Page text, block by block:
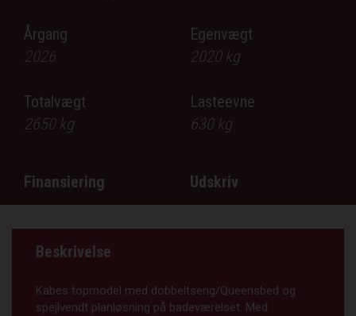
Årgang
2026
Egenvægt
2020 kg
Totalvægt
2650 kg
Lasteevne
630 kg
Finansiering Udskriv
Beskrivelse
Kabes topmodel med dobbeltseng/Queensbed og
spejlvendt planløsning på badeværelset. Med